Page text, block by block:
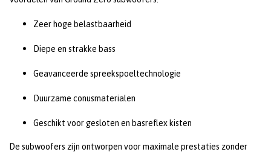
Zeer hoge belastbaarheid
Diepe en strakke bass
Geavanceerde spreekspoeltechnologie
Duurzame conusmaterialen
Geschikt voor gesloten en basreflex kisten
De subwoofers zijn ontworpen voor maximale prestaties zonder